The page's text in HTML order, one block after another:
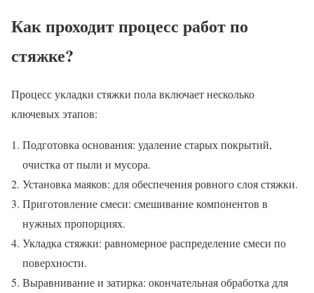
Как проходит процесс работ по
стяжке?
Процесс укладки стяжки пола включает несколько
ключевых этапов:
Подготовка основания: удаление старых покрытий,
очистка от пыли и мусора.
Установка маяков: для обеспечения ровного слоя стяжки.
Приготовление смеси: смешивание компонентов в
нужных пропорциях.
Укладка стяжки: равномерное распределение смеси по
поверхности.
Выравнивание и затирка: окончательная обработка для